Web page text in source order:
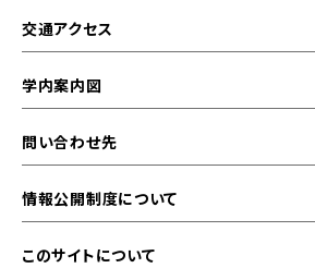
交通アクセス
学内案内図
問い合わせ先
情報公開制度について
このサイトについて